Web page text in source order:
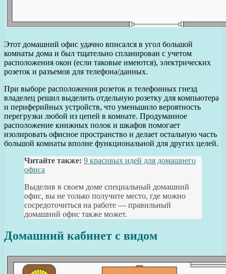
Этот домашний офис удачно вписался в угол большой
комнаты дома и был тщательно спланирован с учетом
расположения окон (если таковые имеются), электрических
розеток и разъемов для телефона/данных.
При выборе расположения розеток и телефонных гнезд
владелец решил выделить отдельную розетку для компьютера
и периферийных устройств, что уменьшило вероятность
перегрузки любой из цепей в комнате. Продуманное
расположение книжных полок и шкафов помогает
изолировать офисное пространство и делает остальную часть
большой комнаты вполне функциональной для других целей.
Читайте также: 9 красивых идей для домашнего
офиса
Выделив в своем доме специальный домашний
офис, вы не только получите место, где можно
сосредоточиться на работе — правильный
домашний офис также может.
Домашний кабинет с видом